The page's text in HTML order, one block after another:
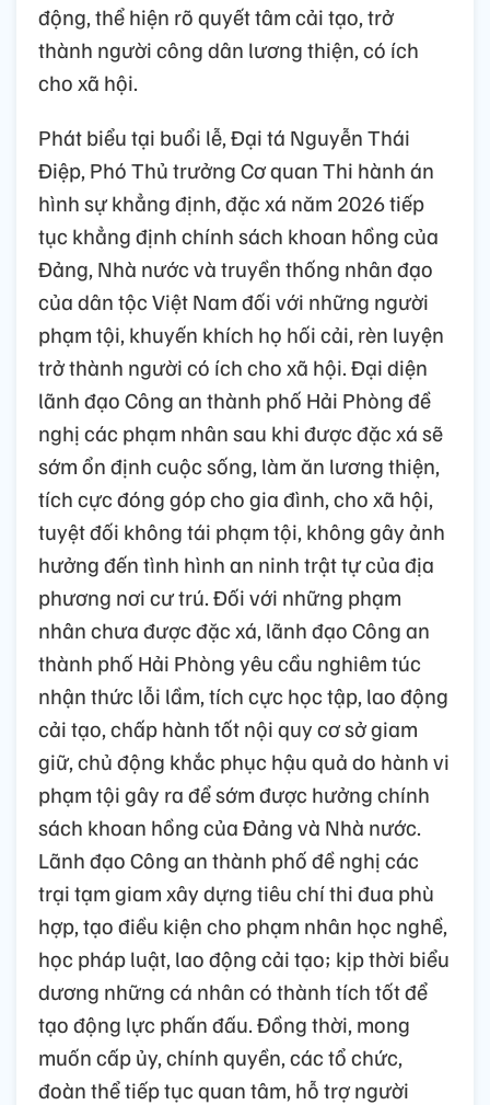
động, thể hiện rõ quyết tâm cải tạo, trở
thành người công dân lương thiện, có ích
cho xã hội.
Phát biểu tại buổi lễ, Đại tá Nguyễn Thái
Điệp, Phó Thủ trưởng Cơ quan Thi hành án
hình sự khẳng định, đặc xá năm 2026 tiếp
tục khẳng định chính sách khoan hồng của
Đảng, Nhà nước và truyền thống nhân đạo
của dân tộc Việt Nam đối với những người
phạm tội, khuyến khích họ hối cải, rèn luyện
trở thành người có ích cho xã hội. Đại diện
lãnh đạo Công an thành phố Hải Phòng đề
nghị các phạm nhân sau khi được đặc xá sẽ
sớm ổn định cuộc sống, làm ăn lương thiện,
tích cực đóng góp cho gia đình, cho xã hội,
tuyệt đối không tái phạm tội, không gây ảnh
hưởng đến tình hình an ninh trật tự của địa
phương nơi cư trú. Đối với những phạm
nhân chưa được đặc xá, lãnh đạo Công an
thành phố Hải Phòng yêu cầu nghiêm túc
nhận thức lỗi lầm, tích cực học tập, lao động
cải tạo, chấp hành tốt nội quy cơ sở giam
giữ, chủ động khắc phục hậu quả do hành vi
phạm tội gây ra để sớm được hưởng chính
sách khoan hồng của Đảng và Nhà nước.
Lãnh đạo Công an thành phố đề nghị các
trại tạm giam xây dựng tiêu chí thi đua phù
hợp, tạo điều kiện cho phạm nhân học nghề,
học pháp luật, lao động cải tạo; kịp thời biểu
dương những cá nhân có thành tích tốt để
tạo động lực phấn đấu. Đồng thời, mong
muốn cấp ủy, chính quyền, các tổ chức,
đoàn thể tiếp tục quan tâm, hỗ trợ người